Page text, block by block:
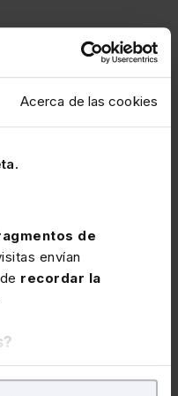
Acerca de las cookies
de
envían
recordar la
confines
de buena
conflicto en la
al procedimiento
de
actuaciones de
de su embargo,
vez se cobra el